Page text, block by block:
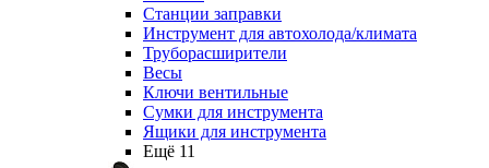
Станции заправки
Инструмент для автохолода/климата
Труборасширители
Весы
Ключи вентильные
Сумки для инструмента
Ящики для инструмента
Ещё 11